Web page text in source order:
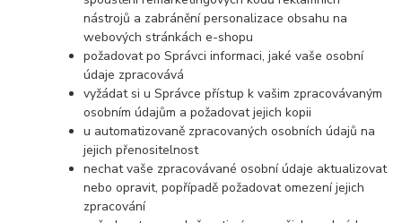
nástrojů a zabránění personalizace obsahu na
webových stránkách e-shopu
požadovat po Správci informaci, jaké vaše osobní
údaje zpracovává
vyžádat si u Správce přístup k vašim zpracovávaným
osobním údajům a požadovat jejich kopii
u automatizovaně zpracovaných osobních údajů na
jejich přenositelnost
nechat vaše zpracovávané osobní údaje aktualizovat
nebo opravit, popřípadě požadovat omezení jejich
zpracování